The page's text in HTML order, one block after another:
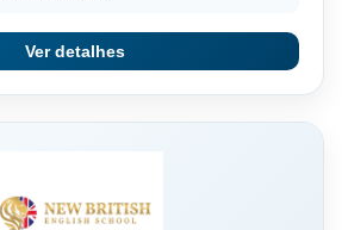
Ver detalhes